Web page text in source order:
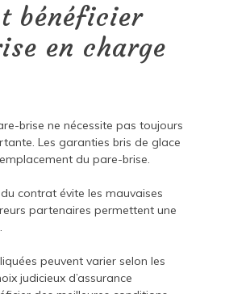
bénéficier
en charge
brise ne nécessite pas toujours
Les garanties bris de glace
du pare-brise.
contrat évite les mauvaises
partenaires permettent une
peuvent varier selon les
judicieux d’assurance